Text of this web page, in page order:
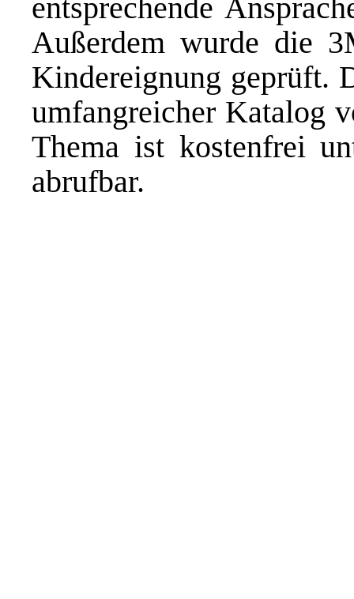
entsprechende
Außerdem wurde die
Kindereignung geprüft.
umfangreicher Katalog
Thema ist kostenfrei
abrufbar.